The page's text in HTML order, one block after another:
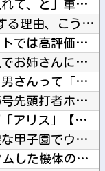
人「さーて、車乗るか。エンジン入れて、と」車「スパーイダマー...
【悲報】人気チケットが1秒で完売する理由、こういうことだった...
自分はつまらなかったゲームがネットでは高評価の時←めちゃくち...
【動画】臭いフェチの中国人、路上でお姉さんに交渉し生脱ぎ靴下...
【悲報】30歳過ぎても売れ残ってる男さんって「非モテ」だよな...
大谷翔平が今永昇太から打った第25号先頭打者ホームランに全米...
【勝利の女神:NIKKE】ねんどろいど「アリス」【本日発売】...
【悲報】仙台育英の女子マネ、神聖な甲子園でウインクをしてしま...
※パイロットの希望で開発orカスタムした機体のパーツ補給って...